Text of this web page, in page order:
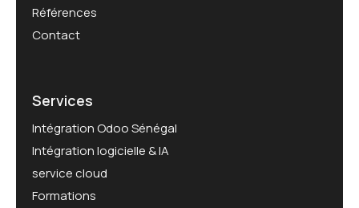
Références
Contact
Services
Intégration Odoo Sénégal
Intégration logicielle & IA
service cloud
Formations